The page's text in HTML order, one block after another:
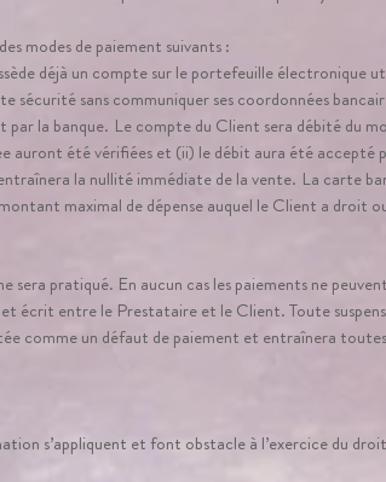
modes de paiement suivants :
déjà un compte sur le portefeuille électronique
sans communiquer ses coordonnées
par la banque. Le compte du Client sera débité du
auront été vérifiées et (ii) le débit aura été accepté
la nullité immédiate de la vente. La carte
maximal de dépense auquel le Client a droit ou
pratiqué. En aucun cas les paiements ne
écrit entre le Prestataire et le Client. Toute
comme un défaut de paiement et entraînera toutes
s’appliquent et font obstacle à l’exercice du